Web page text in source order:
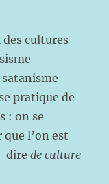
des cultures
pratique de
: on se
l’on est
dire de culture